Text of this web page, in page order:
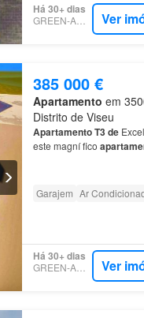
Há 30+ dias
GREEN-ACRES Ver
385 000 €
Apartamento em
Distrito de Viseu
ApartamentoT3de
este magní fico
Garajem Ar
Há 30+ dias
GREEN-ACRES Ver